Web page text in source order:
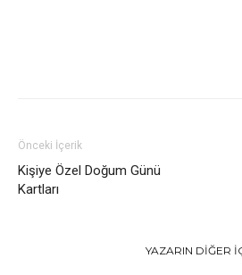
Önceki İçerik
Kişiye Özel Doğum Günü
Kartları
YAZARIN DIĞER